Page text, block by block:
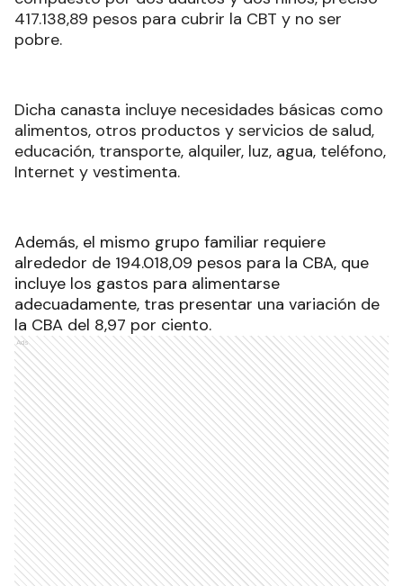
417.138,89 pesos para cubrir la CBT y no ser
pobre.
Dicha canasta incluye necesidades básicas como
alimentos, otros productos y servicios de salud,
educación, transporte, alquiler, luz, agua, teléfono,
Internet y vestimenta.
Además, el mismo grupo familiar requiere
alrededor de 194.018,09 pesos para la CBA, que
incluye los gastos para alimentarse
adecuadamente, tras presentar una variación de
la CBA del 8,97 por ciento.
Ads